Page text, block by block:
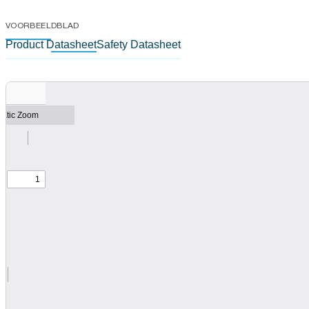
VOORBEELDBLAD
Product DatasheetSafety Datasheet